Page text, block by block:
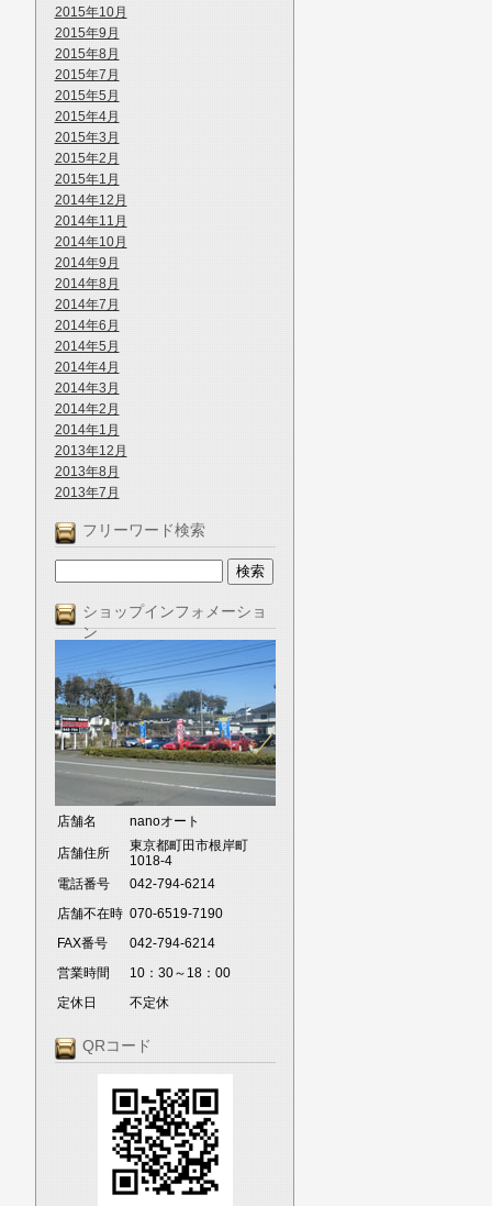
2015年10月
2015年9月
2015年8月
2015年7月
2015年5月
2015年4月
2015年3月
2015年2月
2015年1月
2014年12月
2014年11月
2014年10月
2014年9月
2014年8月
2014年7月
2014年6月
2014年5月
2014年4月
2014年3月
2014年2月
2014年1月
2013年12月
2013年8月
2013年7月
フリーワード検索
ショップインフォメーショ
ン
店舗名 nanoオート
店舗住所
東京都町田市根岸町
1018-4
電話番号
042-794-6214
店舗不在時 070-6519-7190
FAX番号
042-794-6214
営業時間
10：30～18：00
定休日
不定休
QRコード